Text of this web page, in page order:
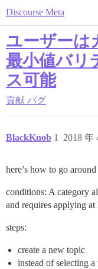
Discourse Meta
ユーザーは
最小値バリ
ス可能
貢献 バグ
BlackKnob 2018 年
1
here’s how to go
conditions: A category
and requires applying at
steps:
create a new topic
instead of selecting